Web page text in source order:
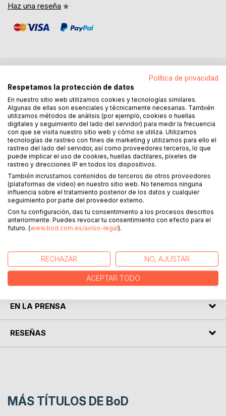
Haz una reseña
DESCRIPCIÓN
The Los Angeles Fire Department has recently been
incredibly challenged by the Palisades Wildfires which has
destroyed more than 6,770 structures and caused 25
civilian fatalities.
Fire engines are some of the most interesting vehicles of
them all!
They are beautifully colored, have flashy chrome and have
all this interesting equipment.
Fire trucks have very flashy lights, strong and varied horns
and sirens and some of them still have bells!
Fire trucks are all about public service - they come to help
you if your house is on fire or an accident has happened.
July 2025 and hope you will enjoy our selection of photos.
EN LA PRENSA
RESEÑAS
MÁS TÍTULOS DE BoD
Política de privacidad
Respetamos la protección de datos
En nuestro sitio web utilizamos cookies y tecnologías similares.
Algunas de ellas son esenciales y técnicamente necesarias. También
utilizamos métodos de análisis (por ejemplo, cookies o huellas
digitales y seguimiento del lado del servidor) para medir la frecuencia
con que se visita nuestro sitio web y cómo se utiliza. Utilizamos
tecnologías de rastreo con fines de marketing y utilizamos para ello el
rastreo del lado del servidor, así como proveedores terceros, lo que
puede implicar el uso de cookies, huellas dactilares, píxeles de
rastreo y direcciones IP en todos los dispositivos.
También incrustamos contenidos de terceros de otros proveedores
(plataformas de vídeo) en nuestro sitio web. No tenemos ninguna
influencia sobre el tratamiento posterior de los datos y cualquier
seguimiento por parte del proveedor externo.
Con tu configuración, das tu consentimiento a los procesos descritos
anteriormente. Puedes revocar tu consentimiento con efecto para el
futuro. (www.bod.com.es/aviso-legal).
RECHAZAR NO, AJUSTAR
ACEPTAR TODO